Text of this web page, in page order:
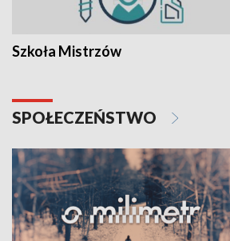
Szkoła Mistrzów
SPOŁECZEŃSTWO